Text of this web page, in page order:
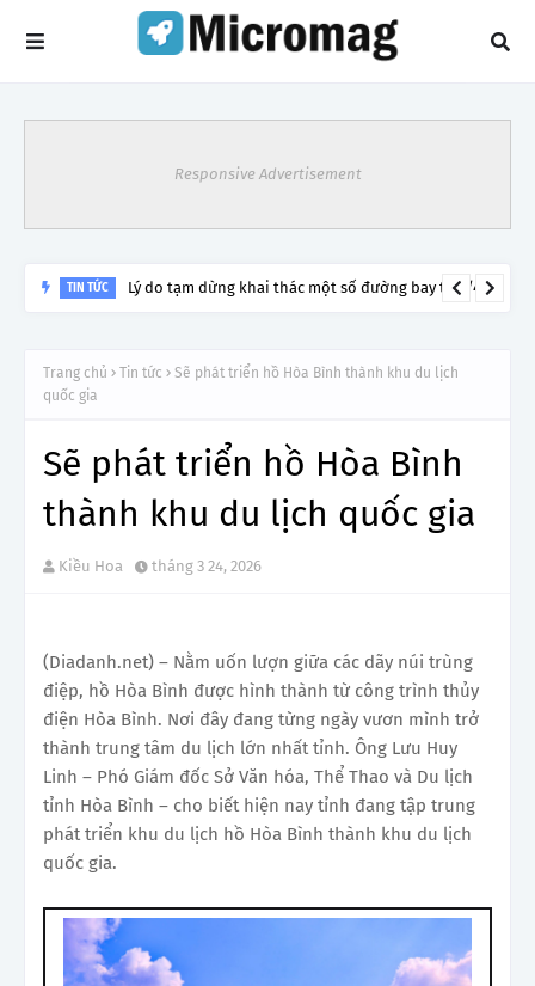
Responsive Advertisement
TIN TỨC Lý do tạm dừng khai thác một số đường bay từ 1/4
Trang chủ Tin tức
Sẽ phát triển hồ Hòa Bình thành khu du lịch
quốc gia
Sẽ phát triển hồ Hòa Bình
thành khu du lịch quốc gia
Kiều Hoa tháng 3 24, 2026
(Diadanh.net) – Nằm uốn lượn giữa các dãy núi trùng
điệp, hồ Hòa Bình được hình thành từ công trình thủy
điện Hòa Bình. Nơi đây đang từng ngày vươn mình trở
thành trung tâm du lịch lớn nhất tỉnh. Ông Lưu Huy
Linh – Phó Giám đốc Sở Văn hóa, Thể Thao và Du lịch
tỉnh Hòa Bình – cho biết hiện nay tỉnh đang tập trung
phát triển khu du lịch hồ Hòa Bình thành khu du lịch
quốc gia.